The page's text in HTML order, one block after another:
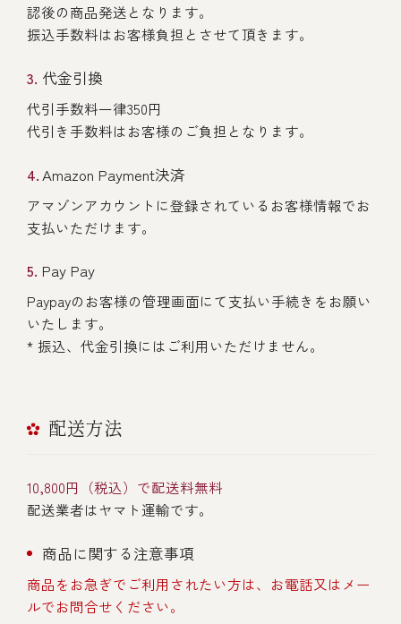
認後の商品発送となります。
振込手数料はお客様負担とさせて頂きます。
代金引換
代引手数料一律350円
代引き手数料はお客様のご負担となります。
Amazon Payment決済
アマゾンアカウントに登録されているお客様情報でお
支払いただけます。
Pay Pay
Paypayのお客様の管理画面にて支払い手続きをお願い
いたします。
* 振込、代金引換にはご利用いただけません。
配送方法
10,800円（税込）で配送料無料
配送業者はヤマト運輸です。
商品に関する注意事項
商品をお急ぎでご利用されたい方は、お電話又はメー
ルでお問合せください。